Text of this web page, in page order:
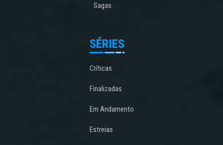
Sagas
SÉRIES
Críticas
Finalizadas
Em Andamento
Estreias